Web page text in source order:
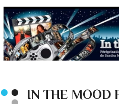
IN THE MOOD